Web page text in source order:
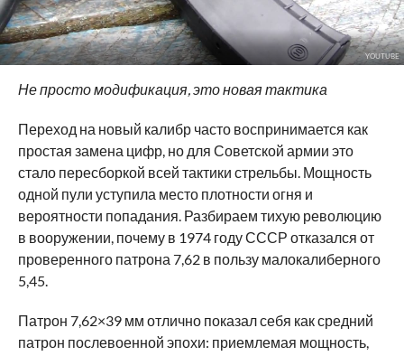
YOUTUBE
Не просто модификация, это новая тактика
Переход на новый калибр часто воспринимается как
простая замена цифр, но для Советской армии это
стало пересборкой всей тактики стрельбы. Мощность
одной пули уступила место плотности огня и
вероятности попадания. Разбираем тихую революцию
в вооружении, почему в 1974 году СССР отказался от
проверенного патрона 7,62 в пользу малокалиберного
5,45.
Патрон 7,62×39 мм отлично показал себя как средний
патрон послевоенной эпохи: приемлемая мощность,